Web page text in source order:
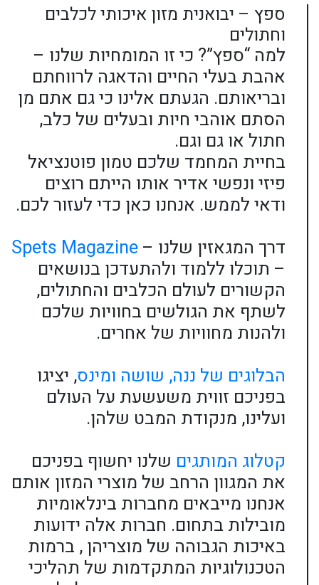
ספץ – יבואנית מזון איכותי לכלבים
וחתולים
למה “ספץ”? כי זו המומחיות שלנו –
אהבת בעלי החיים והדאגה לרווחתם
ובריאותם. הגעתם אלינו כי גם אתם מן
הסתם אוהבי חיות ובעלים של כלב,
חתול או גם וגם.
בחיית המחמד שלכם טמון פוטנציאל
פיזי ונפשי אדיר אותו הייתם רוצים
ודאי לממש. אנחנו כאן כדי לעזור לכם.
דרך המגאזין שלנו –Spets Magazine
– תוכלו ללמוד ולהתעדכן בנושאים
הקשורים לעולם הכלבים והחתולים,
לשתף את הגולשים בחוויות שלכם
ולהנות מחוויות של אחרים.
הבלוגים של ננה, שושה ומינס, יציגו
בפניכם זווית משעשעת על העולם
ועלינו, מנקודת המבט שלהן.
קטלוג המותגים שלנו יחשוף בפניכם
את המגוון הרחב של מוצרי המזון אותם
אנחנו מייבאים מחברות בינלאומיות
מובילות בתחום. חברות אלה ידועות
באיכות הגבוהה של מוצריהן , ברמות
הטכנולוגיות המתקדמות של תהליכי